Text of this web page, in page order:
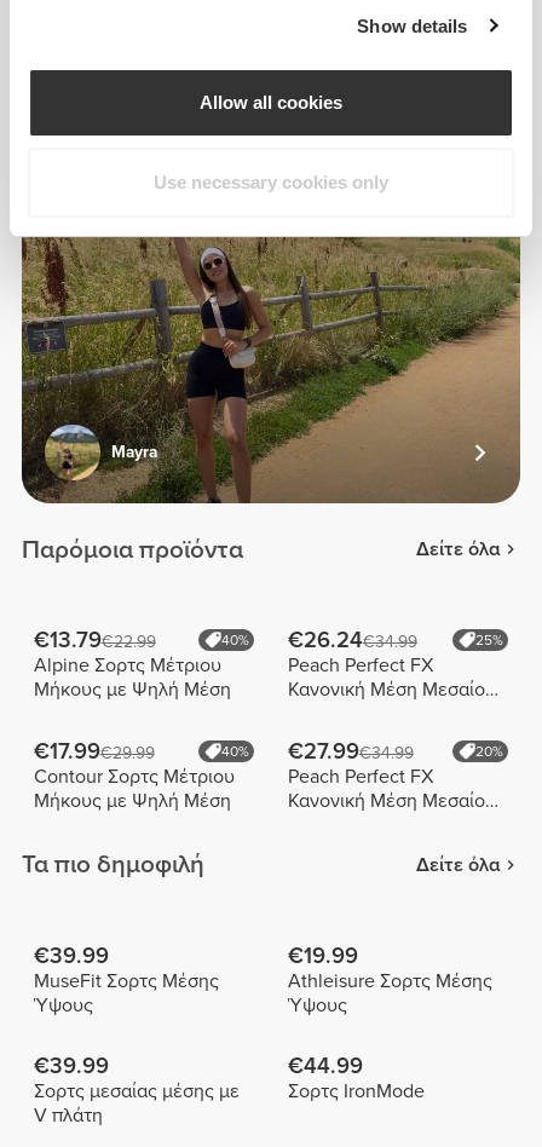
Show details
Allow all cookies
Use necessary cookies only
Mayra
Παρόμοια προϊόντα Δείτε όλα
€13.79€22.99 40%
Alpine Σορτς Μέτριου
Μήκους με Ψηλή Μέση
€26.24€34.99 25%
Peach Perfect FX
Κανονική Μέση Μεσαίου
€17.99€29.99 40%
Contour Σορτς Μέτριου
Μήκους με Ψηλή Μέση
€27.99€34.99 20%
Peach Perfect FX
Κανονική Μέση Μεσαίου
Τα πιο δημοφιλή Δείτε όλα
€39.99
MuseFit Σορτς Μέσης
Ύψους
€19.99
Athleisure Σορτς Μέσης
Ύψους
€39.99
Σορτς μεσαίας μέσης με
V πλάτη
€44.99
Σορτς IronMode